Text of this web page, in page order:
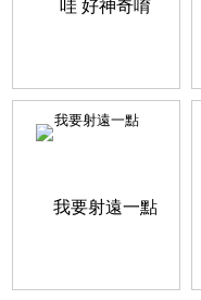
我要射遠一點